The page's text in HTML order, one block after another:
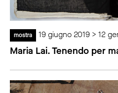
mostra 19 giugno 2019 > 12
Maria Lai. Tenendo per